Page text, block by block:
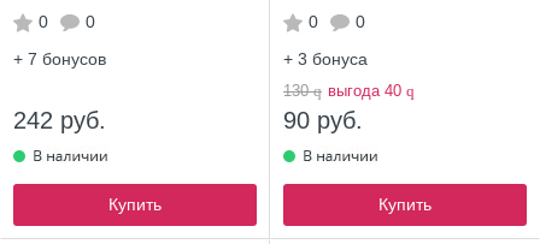
0
0
+ 7 бонусов
242 руб.
Купить
0
0
+ 3 бонуса
130q выгода 40 q
90 руб.
Купить